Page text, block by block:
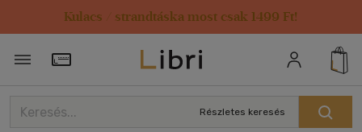
Kulacs / strandtáska most csak 1499 Ft!
Törzsvásárlói Kártya adatai
Részletes keresés